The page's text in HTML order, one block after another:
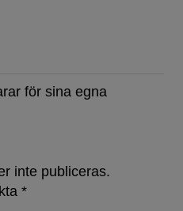
för sina egna
inte publiceras.
*